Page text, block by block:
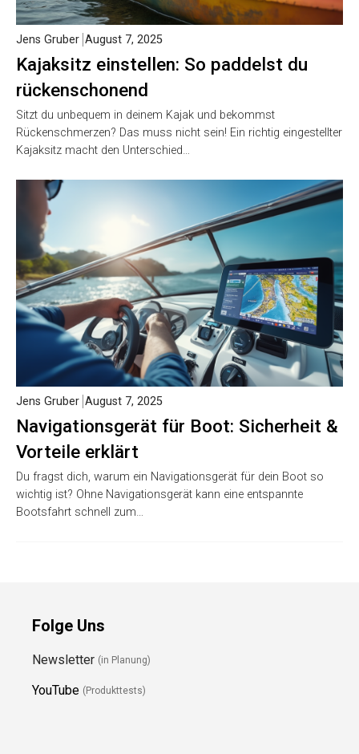
Kajaksitz einstellen: So paddelst du
rückenschonend
Jens Gruber August 7, 2025
Sitzt du unbequem in deinem Kajak und bekommst
Rückenschmerzen? Das muss nicht sein! Ein richtig eingestellter
Kajaksitz macht den Unterschied…
Navigationsgerät für Boot: Sicherheit &
Vorteile erklärt
Jens Gruber August 7, 2025
Du fragst dich, warum ein Navigationsgerät für dein Boot so
wichtig ist? Ohne Navigationsgerät kann eine entspannte
Bootsfahrt schnell zum…
Folge Uns
Newsletter (in Planung)
YouTube (Produkttests)